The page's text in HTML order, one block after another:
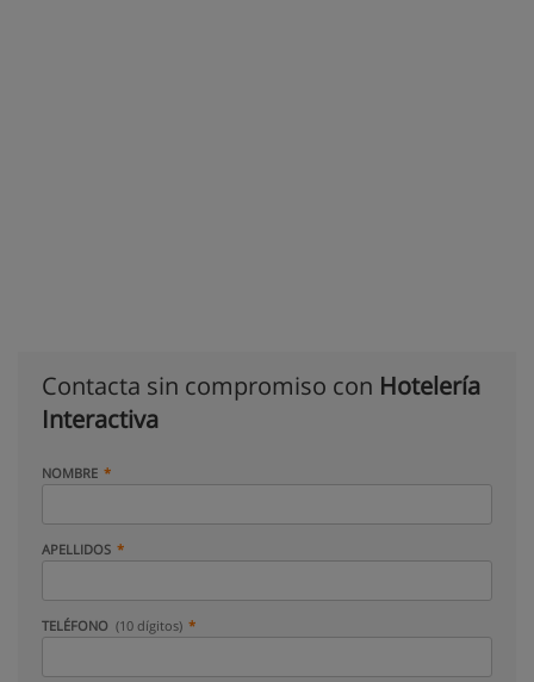
Contacta sin compromiso con Hotelería
Interactiva
NOMBRE
APELLIDOS
TELÉFONO (10 dígitos)